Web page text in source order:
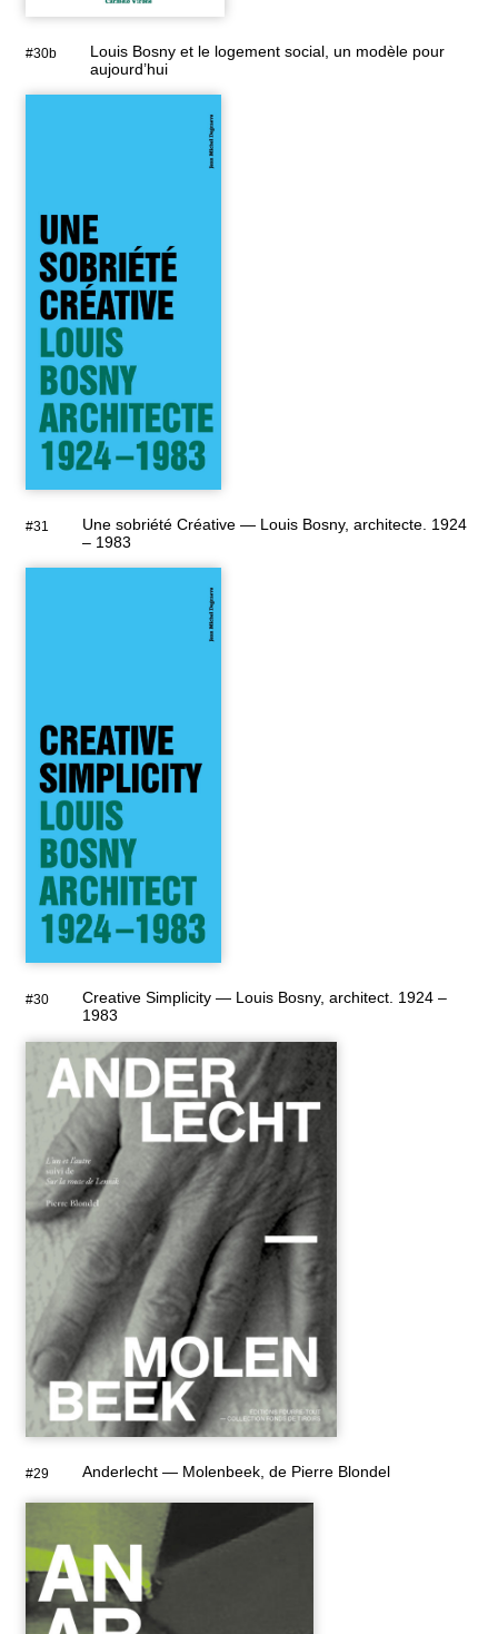
#30b
Louis Bosny et le logement social, un modèle pour
aujourd’hui
#31
Une sobriété Créative — Louis Bosny, architecte. 1924
– 1983
#30
Creative Simplicity — Louis Bosny, architect. 1924 –
1983
#29 Anderlecht — Molenbeek, de Pierre Blondel